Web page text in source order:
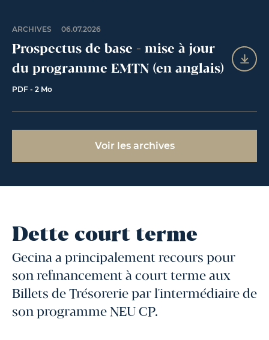
ARCHIVES 06.07.2026
Prospectus de base - mise à jour
du programme EMTN (en anglais)
PDF - 2 Mo
Voir les archives
Dette court terme
Gecina a principalement recours pour
son refinancement à court terme aux
Billets de Trésorerie par l'intermédiaire de
son programme NEU CP.